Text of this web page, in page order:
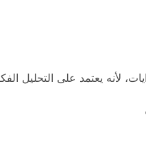
لأنه يعتمد على التحليل